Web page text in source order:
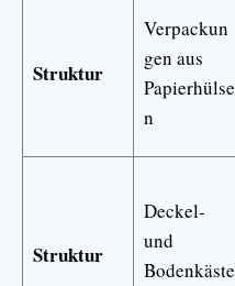
Struktur
Verpackun
gen aus
Papierhülse
n
Struktur
Deckel-
und
Bodenkäste